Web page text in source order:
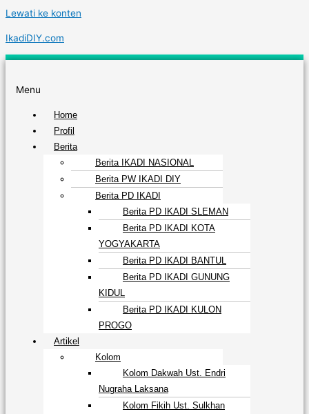
Lewati ke konten
IkadiDIY.com
Menu
Home
Profil
Berita
Berita IKADI NASIONAL
Berita PW IKADI DIY
Berita PD IKADI
Berita PD IKADI SLEMAN
Berita PD IKADI KOTA
YOGYAKARTA
Berita PD IKADI BANTUL
Berita PD IKADI GUNUNG
KIDUL
Berita PD IKADI KULON
PROGO
Artikel
Kolom
Kolom Dakwah Ust. Endri
Nugraha Laksana
Kolom Fikih Ust. Sulkhan